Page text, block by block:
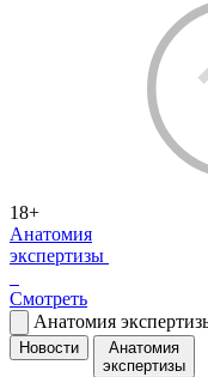
18+
Анатомия
экспертизы
Смотреть
Анатомия
Новости
Анатомия
экспертизы